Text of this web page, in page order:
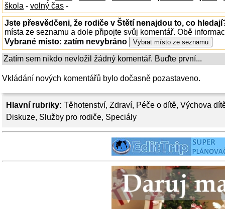
Hlavní rubriky: Těhotenství, Zdraví, Péče o dítě, Výchova
Diskuze, Služby pro rodiče, Speciály
škola - volný čas -
Jste přesvědčeni, že rodiče v Štětí nenajdou to, co
místa ze seznamu a dole připojte svůj komentář. Obě
Vybrané místo: zatím nevybráno
Zatím sem nikdo nevložil žádný komentář. Buďte první...
Vkládání nových komentářů bylo dočasně pozastaveno.